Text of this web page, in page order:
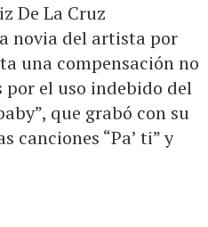
De La Cruz
novia del artista por
una compensación no
el uso indebido del
que grabó con su
canciones “Pa’ ti” y